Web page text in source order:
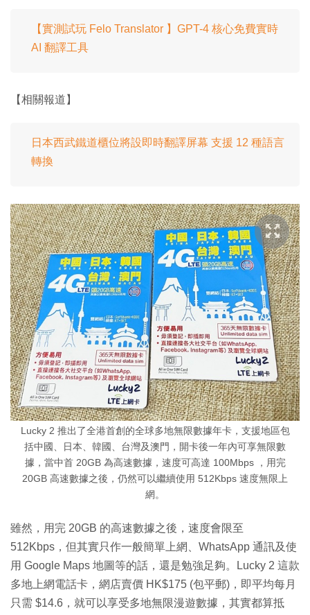
【實測試玩 Felo Translator 】GPT-4 核心免費實時
AI 翻譯工具
【相關報道】
日本西武鐵道櫃位將設即時翻譯屏幕 支援 12 種語言
轉換
Lucky 2 推出了全港首創的全球多地無限數據年卡，支援地區包
括中國、日本、韓國、台灣及澳門，開卡後一年內可享無限數
據，當中首 20GB 為高速數據，速度可高達 100Mbps ，用完
20GB 高速數據之後，仍然可以繼續使用 512Kbps 速度無限上
網。
雖然，用完 20GB 的高速數據之後，速度會限至
512Kbps，但其實只作一般簡單上網、WhatsApp 通訊及使
用 Google Maps 地圖等的話，還是勉強足夠。Lucky 2 這款
多地上網電話卡，網店賣價 HK$175 (包平郵)，即平均每月
只需 $14.6，就可以享受多地無限漫遊數據，其實都算抵